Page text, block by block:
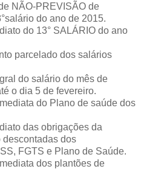
NÃO-PREVISÃO de
do ano de 2015.
do 13° SALÁRIO do ano
parcelado dos salários
do salário do mês de
o dia 5 de fevereiro.
do Plano de saúde dos
das obrigações da
descontadas dos
FGTS e Plano de Saúde.
dos plantões de